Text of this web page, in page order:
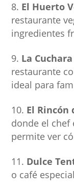
El Huerto
restaurante
ingredientes
La
restaurante
ideal para
El Rincón
donde el chef
permite ver
Dulce
o café